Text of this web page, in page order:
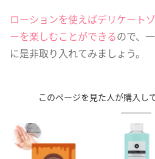
ローションを使えばデリケート
ーを楽しむことができるので、
に是非取り入れてみましょう。
このページを見た人が購入し